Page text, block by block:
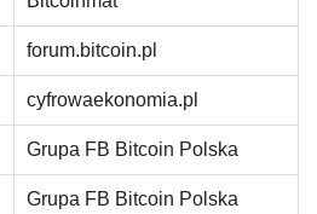
forum.bitcoin.pl
cyfrowaekonomia.pl
Grupa FB Bitcoin Polska
Grupa FB Bitcoin Polska